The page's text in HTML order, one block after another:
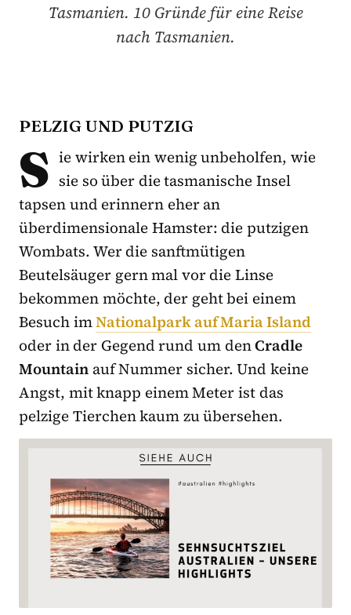
Tasmanien. 10 Gründe für eine Reise
nach Tasmanien.
PELZIG UND PUTZIG
S ie wirken ein wenig unbeholfen, wie
sie so über die tasmanische Insel
tapsen und erinnern eher an
überdimensionale Hamster: die putzigen
Wombats. Wer die sanftmütigen
Beutelsäuger gern mal vor die Linse
bekommen möchte, der geht bei einem
Besuch imNationalpark auf Maria Island
oder in der Gegend rund um denCradle
Mountain auf Nummer sicher. Und keine
Angst, mit knapp einem Meter ist das
pelzige Tierchen kaum zu übersehen.